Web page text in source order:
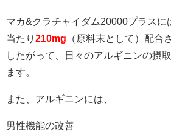
マカ&クラチャイダム20000プラスに
当たり 210mg （原料末として） 配合
したがって、日々のアルギニンの摂
ます。
また、アルギニンには、
男性機能の改善